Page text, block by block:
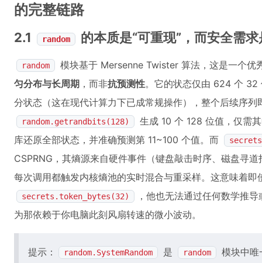
的完整链路
2.1 random 的本质是“可重现”，而安全需求
random
模块基于 Mersenne Twister 算法，这是一个优
匀分布与长周期 ，而非抗预测性。它的状态仅由 624 个 32
分状态（这在现代计算力下已成常规操作），整个后续序
random.getrandbits(128)
生成 10 个 128 位值，仅需
库还原全部状态，并准确预测第 11~100 个值。而
secrets
CSPRNG，其熵源来自硬件事件（键盘敲击时序、磁盘寻
每次调用都触发内核熵池的实时混合与重采样。这意味着即
secrets.token_bytes(32)
，他也无法通过任何数学推
为那依赖于你电脑此刻风扇转速的微小波动。
提示： random.SystemRandom 是 random 模块中唯